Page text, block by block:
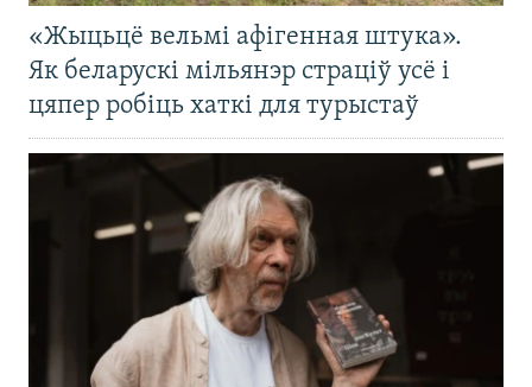
«Жыцьцё вельмі афігенная штука».
Як беларускі мільянэр страціў усё і
цяпер робіць хаткі для турыстаў